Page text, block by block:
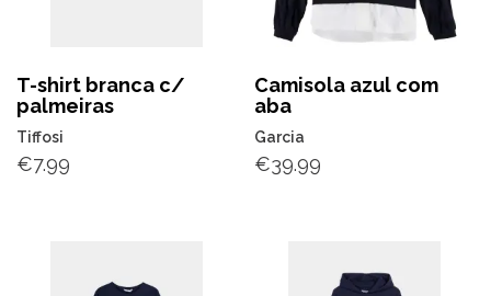
T-shirt branca c/
palmeiras
Tiffosi
€7.99
Camisola azul com
aba
Garcia
€39.99